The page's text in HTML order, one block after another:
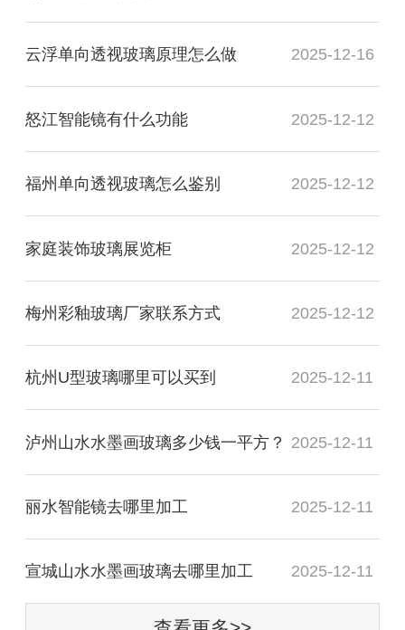
云浮单向透视玻璃原理怎么做 2025-12-16
怒江智能镜有什么功能 2025-12-12
福州单向透视玻璃怎么鉴别 2025-12-12
家庭装饰玻璃展览柜 2025-12-12
梅州彩釉玻璃厂家联系方式 2025-12-12
杭州U型玻璃哪里可以买到 2025-12-11
泸州山水水墨画玻璃多少钱一平方？ 2025-12-11
丽水智能镜去哪里加工 2025-12-11
宣城山水水墨画玻璃去哪里加工 2025-12-11